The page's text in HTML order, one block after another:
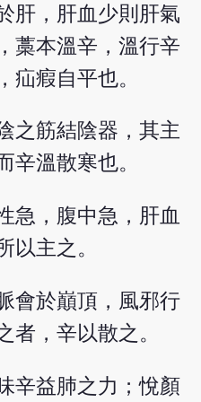
肝，肝血少則肝氣
藁本溫辛，溫行辛
疝瘕自平也。
之筋結陰器，其主
辛溫散寒也。
急，腹中急，肝血
以主之。
會於巔頂，風邪行
者，辛以散之。
辛益肺之力；悅顏